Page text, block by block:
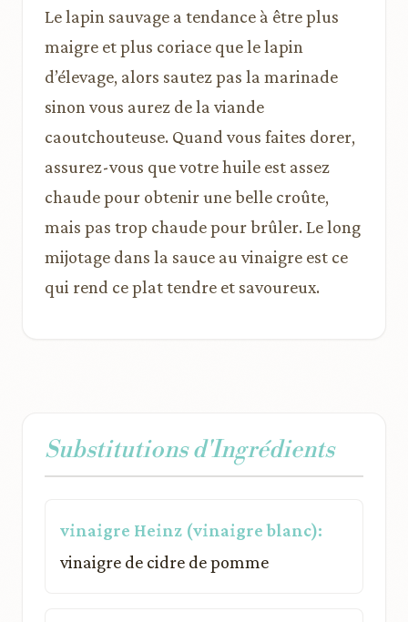
Le lapin sauvage a tendance à être plus
maigre et plus coriace que le lapin
d’élevage, alors sautez pas la marinade
sinon vous aurez de la viande
caoutchouteuse. Quand vous faites dorer,
assurez-vous que votre huile est assez
chaude pour obtenir une belle croûte,
mais pas trop chaude pour brûler. Le long
mijotage dans la sauce au vinaigre est ce
qui rend ce plat tendre et savoureux.
Substitutions d'Ingrédients
vinaigre Heinz (vinaigre blanc):
vinaigre de cidre de pomme